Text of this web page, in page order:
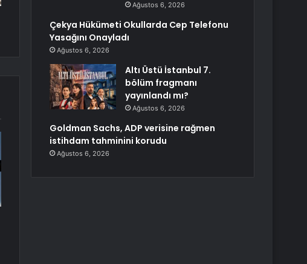
Ağustos 6, 2026
Çekya Hükümeti Okullarda Cep Telefonu
Yasağını Onayladı
Ağustos 6, 2026
Altı Üstü İstanbul 7.
bölüm fragmanı
yayınlandı mı?
Ağustos 6, 2026
Goldman Sachs, ADP verisine rağmen
istihdam tahminini korudu
Ağustos 6, 2026